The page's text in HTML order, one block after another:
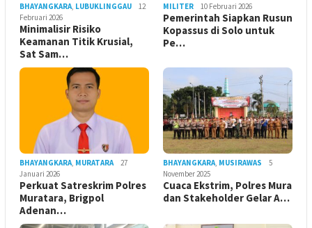
BHAYANGKARA, LUBUKLINGGAU
12
Februari 2026
Minimalisir Risiko
Keamanan Titik Krusial,
Sat Sam…
MILITER 10 Februari 2026
Pemerintah Siapkan Rusun
Kopassus di Solo untuk
Pe…
BHAYANGKARA, MURATARA
27
Januari 2026
Perkuat Satreskrim Polres
Muratara, Brigpol
Adenan…
BHAYANGKARA, MUSIRAWAS
5
November 2025
Cuaca Ekstrim, Polres Mura
dan Stakeholder Gelar A…